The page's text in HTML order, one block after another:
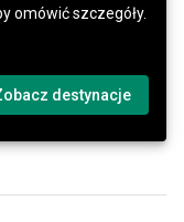
omówić szczegóły.
destynacje